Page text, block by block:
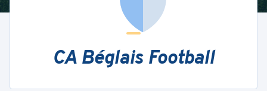
CA Béglais Football